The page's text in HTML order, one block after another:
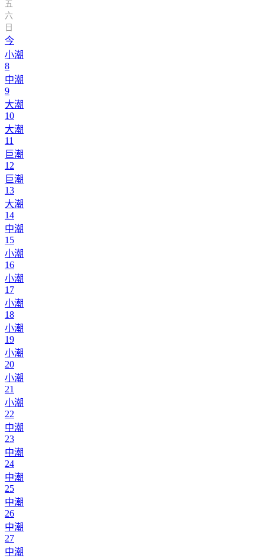
五
六
日
今
小潮
8
中潮
9
大潮
10
大潮
11
巨潮
12
巨潮
13
大潮
14
中潮
15
小潮
16
小潮
17
小潮
18
小潮
19
小潮
20
小潮
21
小潮
22
中潮
23
中潮
24
中潮
25
中潮
26
中潮
27
中潮